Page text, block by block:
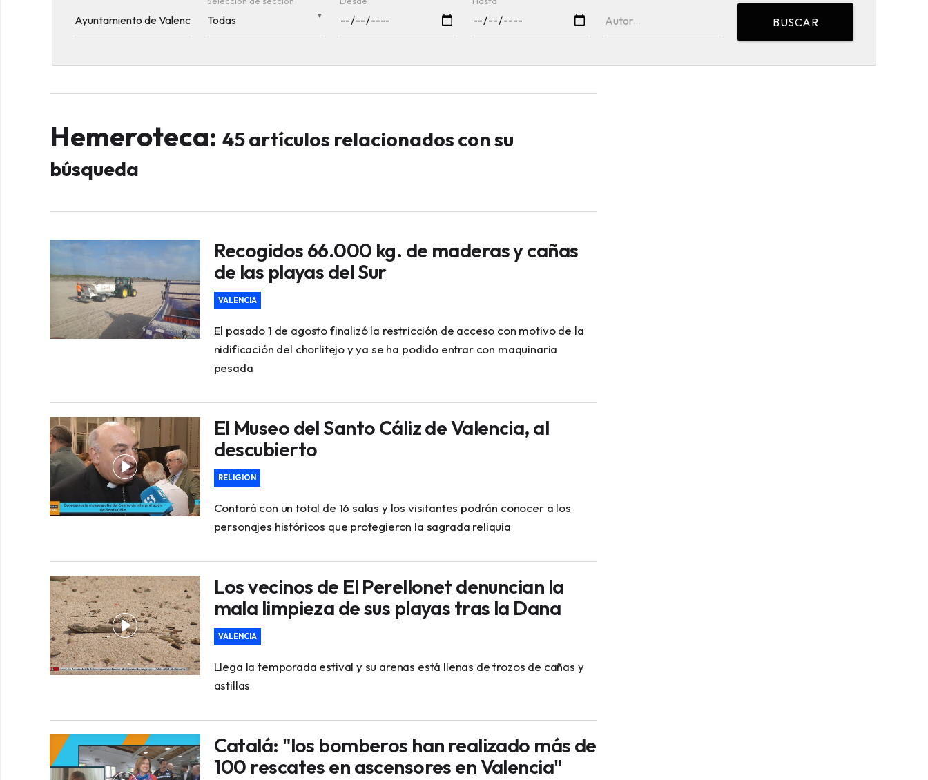
▼ Autor BUSCAR
Hemeroteca: 45 artículos relacionados con su
búsqueda
Recogidos 66.000 kg. de maderas y cañas
de las playas del Sur
VALENCIA
El pasado 1 de agosto finalizó la restricción de acceso con motivo de la
nidificación del chorlitejo y ya se ha podido entrar con maquinaria
pesada
El Museo del Santo Cáliz de Valencia, al
descubierto
RELIGION
Contará con un total de 16 salas y los visitantes podrán conocer a los
personajes históricos que protegieron la sagrada reliquia
Los vecinos de El Perellonet denuncian la
mala limpieza de sus playas tras la Dana
VALENCIA
Llega la temporada estival y su arenas está llenas de trozos de cañas y
astillas
Catalá: "los bomberos han realizado más de
100 rescates en ascensores en Valencia"